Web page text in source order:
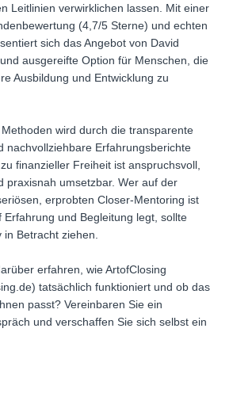
Leitlinien verwirklichen lassen. Mit einer
(4,7/5 Sterne) und echten
sich das Angebot von David
ausgereifte Option für Menschen, die
Ausbildung und Entwicklung zu
wird durch die transparente
nachvollziehbare Erfahrungsberichte
finanzieller Freiheit ist anspruchsvoll,
praxisnah umsetzbar. Wer auf der
erprobten Closer-Mentoring ist
Erfahrung und Begleitung legt, sollte
in Betracht ziehen.
erfahren, wie ArtofClosing
tatsächlich funktioniert und ob das
passt? Vereinbaren Sie ein
und verschaffen Sie sich selbst ein